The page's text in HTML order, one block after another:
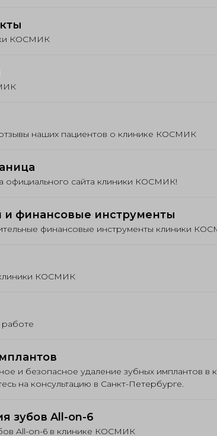
КОСМИК
наших пациентов о клинике КОСМИК
официального сайта клиники КОСМИК!
финансовые инструменты
финансовые инструменты клиники
КОСМИК
и безопасное удаление зубных имплантов
на консультацию в Санкт-Петербурге.
зубов All-on-6
All-on-6 в клинике КОСМИК